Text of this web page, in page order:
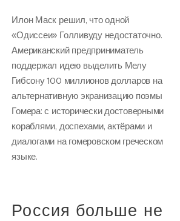
Илон Маск решил, что одной
«Одиссеи» Голливуду недостаточно.
Американский предприниматель
поддержал идею выделить Мелу
Гибсону 100 миллионов долларов на
альтернативную экранизацию поэмы
Гомера: с исторически достоверными
кораблями, доспехами, актёрами и
диалогами на гомеровском греческом
языке.
Россия больше не